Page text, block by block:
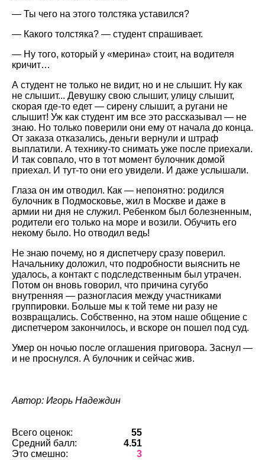
— Ты чего на этого толстяка уставился?
— Какого толстяка? — студент спрашивает.
— Ну того, который у «мерина» стоит, на водителя
кричит…
А студент не только не видит, но и не слышит. Ну как
не слышит... Девушку свою слышит, улицу слышит,
скорая где-то едет — сирену слышит, а ругани не
слышит! Уж как студент им все это рассказывал — не
знаю. Но только поверили они ему от начала до конца.
От заказа отказались, деньги вернули и штраф
выплатили. А технику-то снимать уже после приехали.
И так совпало, что в тот момент булочник домой
приехал. И тут-то они его увидели. И даже услышали.
Глаза он им отводил. Как — непонятно: родился
булочник в Подмосковье, жил в Москве и даже в
армии ни дня не служил. Ребенком был болезненным,
родители его только на море и возили. Обучить его
некому было. Но отводил ведь!
Не знаю почему, но я диспетчеру сразу поверил.
Начальнику доложил, что подробности выяснить не
удалось, а контакт с подследственным был утрачен.
Потом он вновь говорил, что причина сугубо
внутренняя — разногласия между участниками
группировки. Больше мы к той теме ни разу не
возвращались. Собственно, на этом наше общение с
диспетчером закончилось, и вскоре он пошел под суд.
Умер он ночью после оглашения приговора. Заснул —
и не проснулся. А булочник и сейчас жив.
Автор: Игорь Надеждин
Всего оценок:
55
Средний балл:
4.51
Это смешно:
3